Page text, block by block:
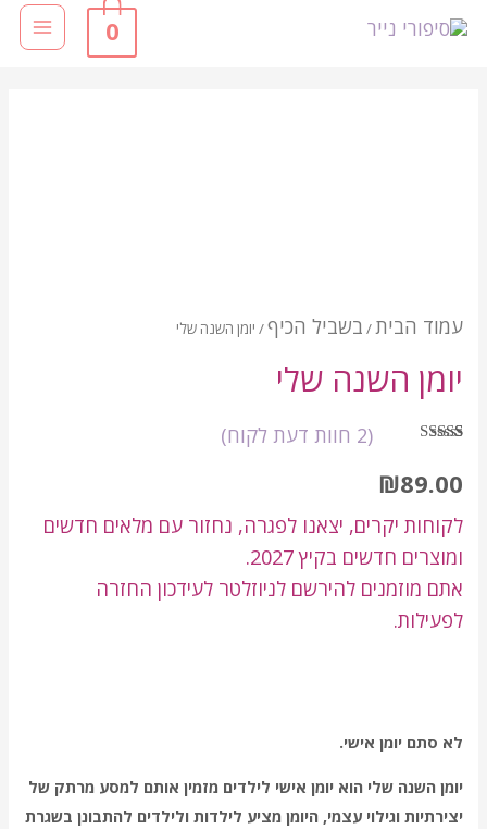
0
עמוד הבית/ בשביל הכיף/ יומן השנה שלי
יומן השנה שלי
מבוסס על
לקוחות
(
2חוות דעת לקוח)
₪89.00
לקוחות יקרים, יצאנו לפגרה, נחזור עם מלאים חדשים
ומוצרים חדשים בקיץ 2027.
אתם מוזמנים להירשם לניוזלטר לעידכון החזרה
לפעילות.
לא סתם יומן אישי.
יומן השנה שלי הוא יומן אישי לילדים מזמין אותם למסע מרתק של
יצירתיות וגילוי עצמי, היומן מציע לילדות ולילדים להתבונן בשגרת